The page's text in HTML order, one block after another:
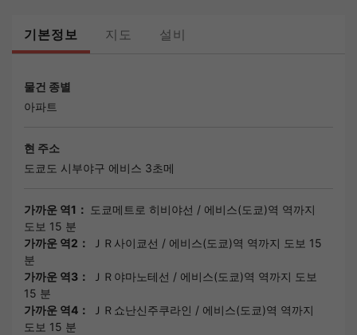
기본정보 지도 설비
물건 종별
아파트
현 주소
도쿄도 시부야구 에비스 3초메
가까운 역1： 도쿄메트로 히비야선 / 에비스(도쿄)역 역까지
도보 15 분
가까운 역2：
ＪＲ사이쿄선 / 에비스(도쿄)역 역까지 도보 15
분
가까운 역3：
ＪＲ야마노테선 / 에비스(도쿄)역 역까지 도보
15 분
가까운 역4：
ＪＲ쇼난신주쿠라인 / 에비스(도쿄)역 역까지
도보 15 분